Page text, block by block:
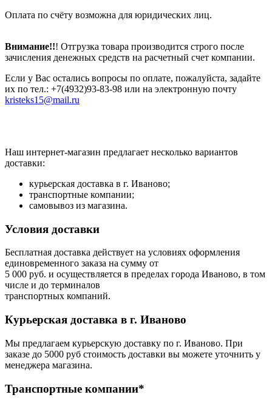
Оплата по счёту возможна для юридических лиц.
Внимание!!! Отгрузка товара производится строго после
зачисления денежных средств на расчетный счет компании.
Если у Вас остались вопросы по оплате, пожалуйста, задайте
их по тел.: +7(4932)93-83-98 или на электронную почту
kristeks15@mail.ru
Наш интернет-магазин предлагает несколько вариантов
доставки:
курьерская доставка в г. Иваново;
транспортные компании;
самовывоз из магазина.
Условия доставки
Бесплатная доставка действует на условиях оформления
единовременного заказа на сумму от
5 000 руб. и осуществляется в пределах города Иваново, в том
числе и до терминалов
транспортных компаний.
Курьерская доставка в г. Иваново
Мы предлагаем курьерскую доставку по г. Иваново. При
заказе до 5000 руб стоимость доставки вы можете уточнить у
менеджера магазина.
Транспортные компании*